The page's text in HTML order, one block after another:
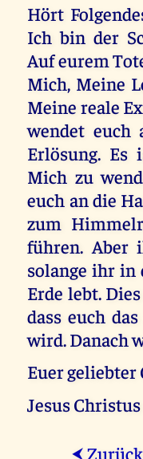
Hört
Ich bin der
Auf eurem
Mich, Meine
Meine reale
wendet
Erlösung. Es
Mich zu
euch an die
zum
führen. Aber
solange ihr in
Erde lebt.
dass euch
wird. Danach
Euer
Jesus Christus
⮜ Zurück